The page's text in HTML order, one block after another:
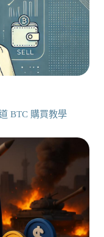
BTC 購買教學